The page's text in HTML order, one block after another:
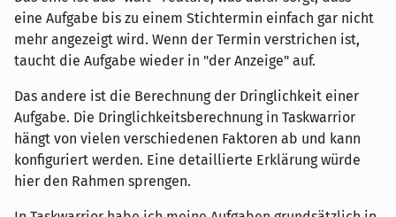
eine Aufgabe bis zu einem Stichtermin einfach gar nicht
mehr angezeigt wird. Wenn der Termin verstrichen ist,
taucht die Aufgabe wieder in "der Anzeige" auf.
Das andere ist die Berechnung der Dringlichkeit einer
Aufgabe. Die Dringlichkeitsberechnung in Taskwarrior
hängt von vielen verschiedenen Faktoren ab und kann
konfiguriert werden. Eine detaillierte Erklärung würde
hier den Rahmen sprengen.